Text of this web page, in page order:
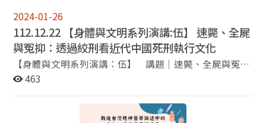
演講」，這個系列包含五場學術演講，分別是由故宮博物
院劉世珣助理研究員主講的「當動物變成藥：阿膠的歷史
文化考察」、中研院近史所雷祥麟研究員主講的「科學文
化權威的黎明」、中央大學皮國立副教授主講的「強身與
壯陽：近代中國到戰後台灣的荷爾蒙藥品」、陽明交通大
學王文基特聘教授主講的「戰後台灣精神醫學論述中的文
化、遷徙與精神疾患」和中研院近史所謝歆哲助研究員主
講的「速斃、全屍與冤抑：透過絞刑看近代中國死刑執行
需要克服的難題外，連帶受到衝擊的相關產業也會是這次
講座的範疇。 講題與講者｜ 石火光陰—108歷史課綱對教
育現場的困境與因應｜趙士弘學長 曾任新竹縣政府文化局
史料文獻科 佐理員 師大心測中心評量組 歷史科研究員 現
任環耀實境有限公司 專案經理 從爭議到開放爭議：台灣
歷史課程的發展與困境｜楊秀菁學姐 現任國家教育研究院
課程及教學研究中心 主任/副研究員 時間｜12/4（一）
10:30-12:30 地點｜季陶樓340414
2024-01-26
112.12.22 【身體與文明系列演講:伍】 速斃、全屍
與冤抑：透過絞刑看近代中國死刑執行文化
【身體與文明系列演講：伍】 講題｜速斃、全屍與冤
抑：透過絞刑看近代中國死刑執行文化 講者｜謝歆哲老師
（國立政治大學歷史學系特聘教授） 時間｜2023年12月
22日(五)下午2:10-4:00 地點｜國立政治大學季陶樓
463